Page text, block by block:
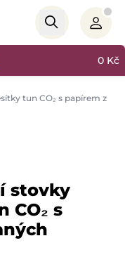
0 Kč
tun CO₂ s papírem z
stovky
CO₂ s